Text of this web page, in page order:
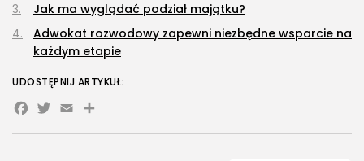
Jak ma wyglądać podział majątku?
Adwokat rozwodowy zapewni niezbędne wsparcie na
każdym etapie
UDOSTĘPNIJ ARTYKUŁ:
Facebook
Twitter
EmailShare